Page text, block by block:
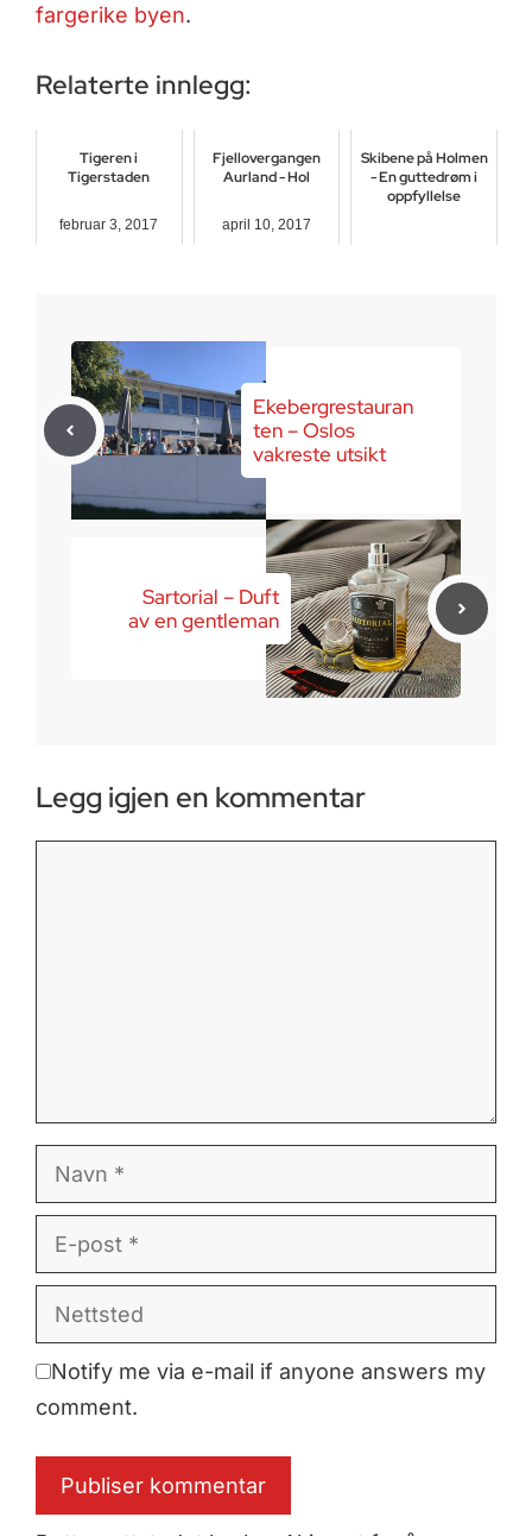
fargerike byen.
Relaterte innlegg:
Tigeren i
Tigerstaden
februar 3, 2017
Fjellovergangen
Aurland - Hol
april 10, 2017
Skibene på Holmen
- En guttedrøm i
oppfyllelse
Ekebergrestauran
ten – Oslos
vakreste utsikt
Sartorial – Duft
av en gentleman
Legg igjen en kommentar
post
Notify me via e-mail if anyone answers my
comment.